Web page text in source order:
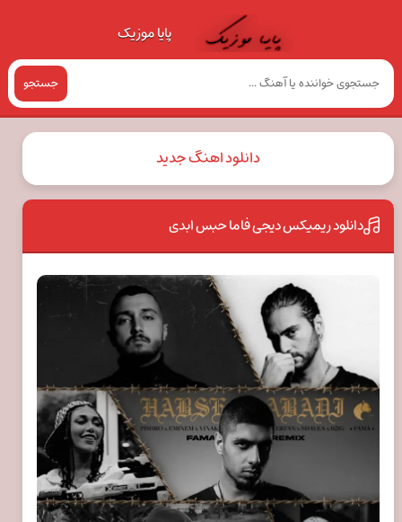
پایا موزیک
جستجو
دانلود اهنگ جدید
دانلود ریمیکس دیجی فاما حبس ابدی